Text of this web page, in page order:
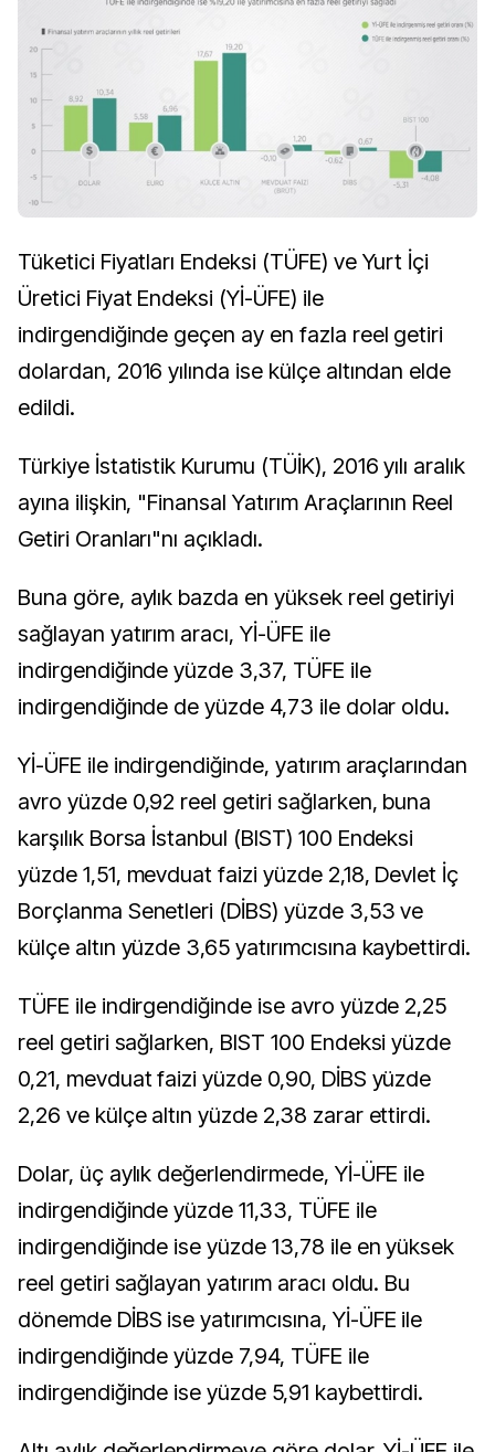
Tüketici Fiyatları Endeksi (TÜFE) ve Yurt İçi
Üretici Fiyat Endeksi (Yİ-ÜFE) ile
indirgendiğinde geçen ay en fazla reel getiri
dolardan, 2016 yılında ise külçe altından elde
edildi.
Türkiye İstatistik Kurumu (TÜİK), 2016 yılı aralık
ayına ilişkin, "Finansal Yatırım Araçlarının Reel
Getiri Oranları"nı açıkladı.
Buna göre, aylık bazda en yüksek reel getiriyi
sağlayan yatırım aracı, Yİ-ÜFE ile
indirgendiğinde yüzde 3,37, TÜFE ile
indirgendiğinde de yüzde 4,73 ile dolar oldu.
Yİ-ÜFE ile indirgendiğinde, yatırım araçlarından
avro yüzde 0,92 reel getiri sağlarken, buna
karşılık Borsa İstanbul (BIST) 100 Endeksi
yüzde 1,51, mevduat faizi yüzde 2,18, Devlet İç
Borçlanma Senetleri (DİBS) yüzde 3,53 ve
külçe altın yüzde 3,65 yatırımcısına kaybettirdi.
TÜFE ile indirgendiğinde ise avro yüzde 2,25
reel getiri sağlarken, BIST 100 Endeksi yüzde
0,21, mevduat faizi yüzde 0,90, DİBS yüzde
2,26 ve külçe altın yüzde 2,38 zarar ettirdi.
Dolar, üç aylık değerlendirmede, Yİ-ÜFE ile
indirgendiğinde yüzde 11,33, TÜFE ile
indirgendiğinde ise yüzde 13,78 ile en yüksek
reel getiri sağlayan yatırım aracı oldu. Bu
dönemde DİBS ise yatırımcısına, Yİ-ÜFE ile
indirgendiğinde yüzde 7,94, TÜFE ile
indirgendiğinde ise yüzde 5,91 kaybettirdi.